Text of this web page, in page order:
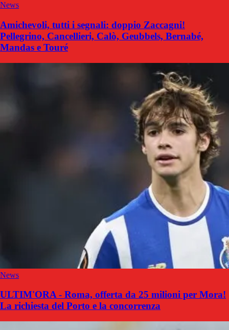
News
Amichevoli, tutti i segnali: doppio Zaccagni!
Pellegrino, Cancellieri, Calò, Geubbels, Bernabé,
Mandas e Touré
News
ULTIM'ORA - Roma, offerta da 25 milioni per Mora!
La richiesta del Porto e la concorrenza